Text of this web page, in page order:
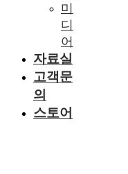
미
디
어
자료실
고객문
의
스토어